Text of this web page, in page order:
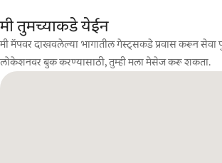
मी तुमच्याकडे येईन
मी मॅपवर दाखवलेल्या भागातील गेस्ट्सकडे प्रवास करून सेवा
लोकेशनवर बुक करण्यासाठी, तुम्ही मला मेसेज करू शकता.